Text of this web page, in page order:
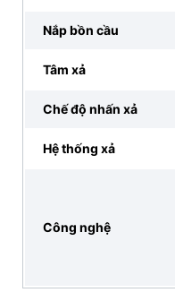
4. INAX Bán Lẻ
INAX uy tín mua
Nắp bồn cầu
Tâm xả
Chế độ nhấn xả
Hệ thống xả
Công nghệ